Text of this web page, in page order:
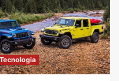
Tecnologia